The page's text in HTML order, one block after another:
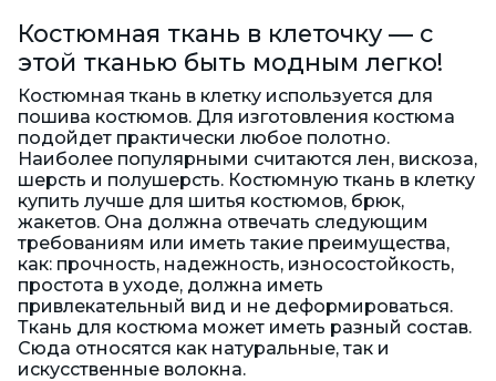
Костюмная ткань в клеточку — с
этой тканью быть модным легко!
Костюмная ткань в клетку используется для
пошива костюмов. Для изготовления костюма
подойдет практически любое полотно.
Наиболее популярными считаются лен, вискоза,
шерсть и полушерсть. Костюмную ткань в клетку
купить лучше для шитья костюмов, брюк,
жакетов. Она должна отвечать следующим
требованиям или иметь такие преимущества,
как: прочность, надежность, износостойкость,
простота в уходе, должна иметь
привлекательный вид и не деформироваться.
Ткань для костюма может иметь разный состав.
Сюда относятся как натуральные, так и
искусственные волокна.